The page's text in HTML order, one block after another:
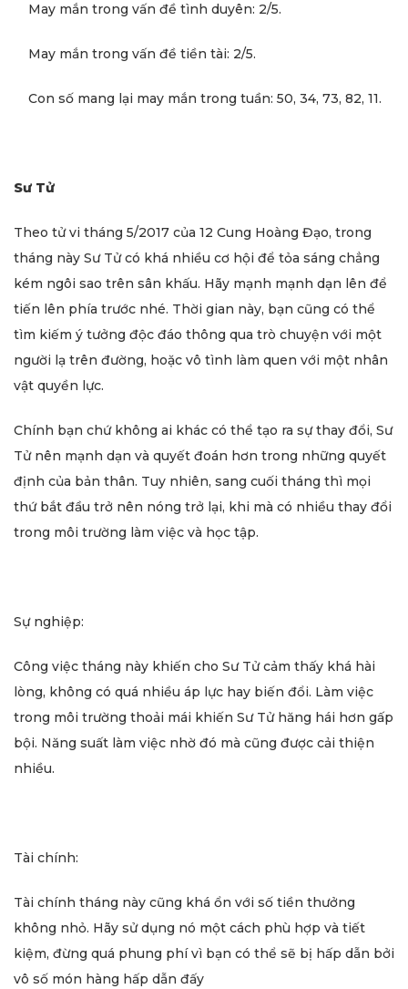
May mắn trong vấn đề tình duyên: 2/5.
May mắn trong vấn đề tiền tài: 2/5.
Con số mang lại may mắn trong tuần: 50, 34, 73, 82, 11.
Sư Tử
Theo tử vi tháng 5/2017 của 12 Cung Hoàng Đạo, trong
tháng này Sư Tử có khá nhiều cơ hội để tỏa sáng chẳng
kém ngôi sao trên sân khấu. Hãy mạnh mạnh dạn lên để
tiến lên phía trước nhé. Thời gian này, bạn cũng có thể
tìm kiếm ý tưởng độc đáo thông qua trò chuyện với một
người lạ trên đường, hoặc vô tình làm quen với một nhân
vật quyền lực.
Chính bạn chứ không ai khác có thể tạo ra sự thay đổi, Sư
Tử nên mạnh dạn và quyết đoán hơn trong những quyết
định của bản thân. Tuy nhiên, sang cuối tháng thì mọi
thứ bắt đầu trở nên nóng trở lại, khi mà có nhiều thay đổi
trong môi trường làm việc và học tập.
Sự nghiệp:
Công việc tháng này khiến cho Sư Tử cảm thấy khá hài
lòng, không có quá nhiều áp lực hay biến đổi. Làm việc
trong môi trường thoải mái khiến Sư Tử hăng hái hơn gấp
bội. Năng suất làm việc nhờ đó mà cũng được cải thiện
nhiều.
Tài chính:
Tài chính tháng này cũng khá ổn với số tiền thưởng
không nhỏ. Hãy sử dụng nó một cách phù hợp và tiết
kiệm, đừng quá phung phí vì bạn có thể sẽ bị hấp dẫn bởi
vô số món hàng hấp dẫn đấy